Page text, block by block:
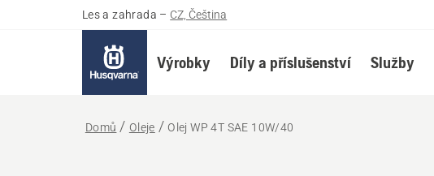
Les a zahrada – CZ, Čeština
Výrobky Díly a příslušenství Služby
Domů Oleje Olej WP 4T SAE 10W/40